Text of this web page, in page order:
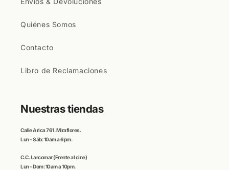
Quiénes Somos
Contacto
Libro de Reclamaciones
Nuestras tiendas
CalleArica761. Miraflores.
Lun - Sáb: 10am a 6pm.
C.C. Larcomar(Frente al cine)
Lun - Dom: 10am a 10pm.